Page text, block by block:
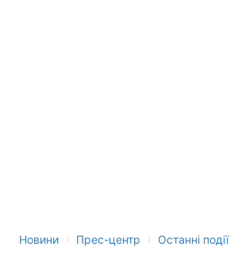
Новини › Прес-центр › Останні події